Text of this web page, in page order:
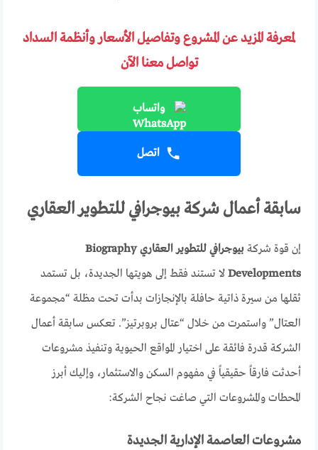
لمعرفة المزيد عن المشروع وتفاصيل الأسعار وأنظمة السداد
تواصل معنا الآن
واتساب
اتصل
سابقة أعمال شركة بيوجرافي للتطوير العقاري
إن قوة شركة
بيوجرافي للتطوير العقاري Biography
Developments لا تستند فقط إلى هويتها الجديدة، بل تستمد
ثقلها من سيرة ذاتية حافلة بالإنجازات بدأت تحت مظلة “مجموعة
العتال” واستمرت من خلال “عتال بروبرتيز”. تعكس سابقة أعمال
الشركة قدرة فائقة على اختيار المواقع الحيوية وتنفيذ مشروعات
أحدثت فارقاً حقيقياً في مفهوم السكن والاستثمار، وإليك أبرز
المحطات والمشروعات التي صاغت نجاح الشركة:
مشروعات العاصمة الإدارية الجديدة